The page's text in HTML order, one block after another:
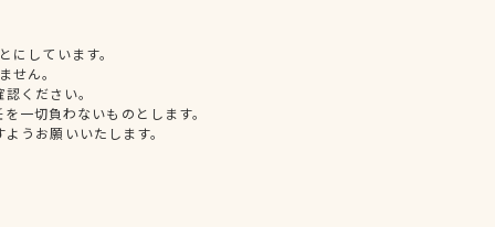
しています。
せん。
ください。
一切負わないものとします。
うお願いいたします。